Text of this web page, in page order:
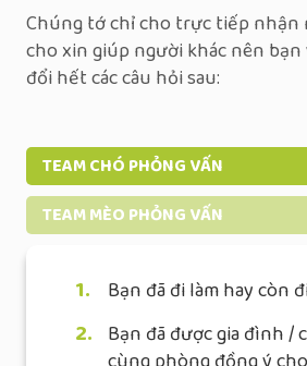
Chúng tớ chỉ cho trực tiếp
cho xin giúp người khác nên
đổi hết các câu hỏi sau:
TEAM CHÓ PHỎNG VẤN
TEAM MÈO PHỎNG VẤN
1. Bạn đã đi làm hay còn
2. Bạn đã được gia đình /